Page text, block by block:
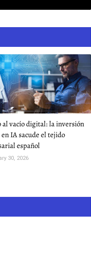
al vacío digital: la inversión
IA sacude el tejido
español
30, 2026